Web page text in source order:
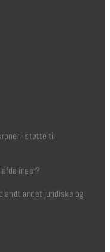
i støtte til
andet juridiske og